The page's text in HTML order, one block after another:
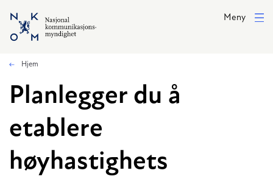
Hopp til hovedinnhold
Meny
Hjem
Planlegger du å
etablere
høyhastighets